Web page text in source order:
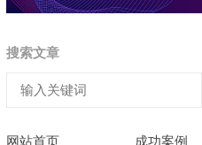
搜索文章
网站首页 成功案例